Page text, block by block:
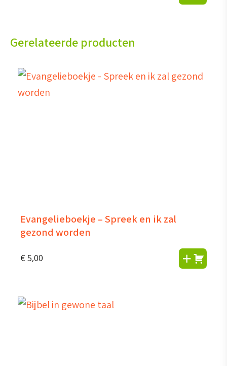
Gerelateerde producten
Evangelieboekje – Spreek en ik zal
gezond worden
€ 5,00